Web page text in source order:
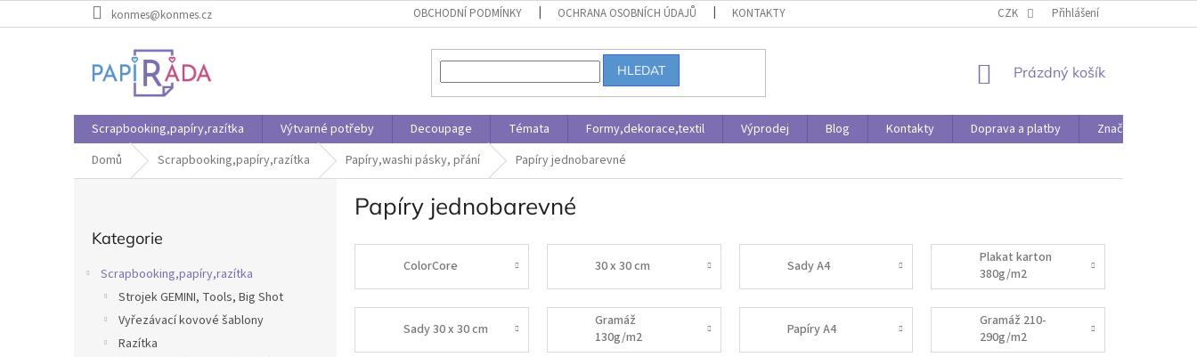
na
konmes@konmes.cz OBCHODNÍ PODMÍNKY OCHRANA OSOBNÍCH ÚDAJŮ KONTAKTY DOPRAVA A PLATBY
CZK Přihlášení
HLEDAT
NÁKUPNÍ
Prázdný košík
Scrapbooking,papíry,razítka Výtvarné potřeby Decoupage Témata Formy,dekorace,textil Výprodej Blog Kontakty Doprava a platby
Značky
Domů
Scrapbooking,papíry,razítka Papíry,washi pásky, přání Papíry jednobarevné
kategorie
Kategorie
Scrapbooking,papíry,razítka
Strojek GEMINI, Tools, Big Shot
Vyřezávací kovové šablony
Razítka
Papíry jednobarevné
ColorCore 30 x 30 cm Sady A4
Plakat karton
380g/m2
Sady 30 x 30 cm
Gramáž
130g/m2
Papíry A4
Gramáž 210-
290g/m2